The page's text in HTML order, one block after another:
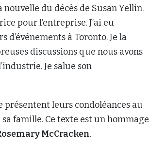
du décès de Susan Yellin.
pour l’entreprise. J’ai eu
d’événements à Toronto. Je la
discussions que nous avons
Je salue son
présentent leurs condoléances au
sa famille. Ce texte est un hommage
McCracken.